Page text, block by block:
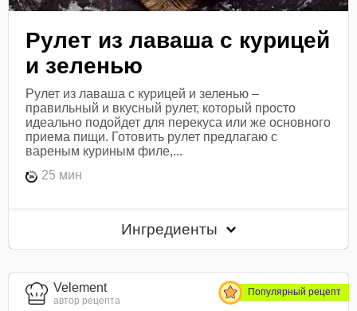
Рулет из лаваша с курицей
и зеленью
Рулет из лаваша с курицей и зеленью –
правильный и вкусный рулет, который просто
идеально подойдет для перекуса или же основного
приема пищи. Готовить рулет предлагаю с
вареным куриным филе,...
25 мин
Ингредиенты
Velement
автор рецепта
Популярный рецепт